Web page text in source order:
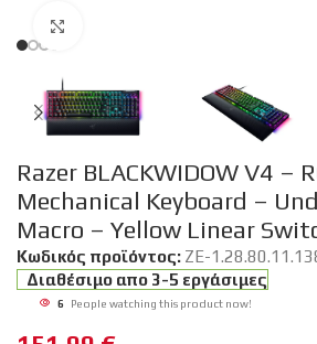
Razer BLACKWIDOW V4 –
Mechanical Keyboard –
Macro – Yellow Linear
Κωδικός προϊόντος: ZE-
Διαθέσιμο απο 3-5 εργάσιμες
6 People watching this product now!